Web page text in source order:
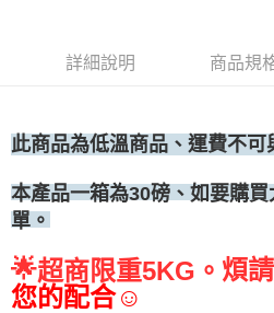
詳細說明 商品規
此商品為低溫商品、運費不可
本產品一箱為30磅 、如要購
單。
🌟超商限重5KG。 煩
您的配合☺